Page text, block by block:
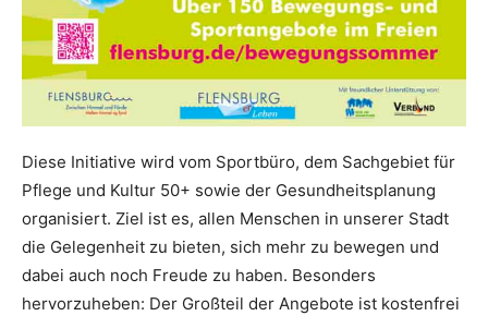
Diese Initiative wird vom Sportbüro, dem Sachgebiet für
Pflege und Kultur 50+ sowie der Gesundheitsplanung
organisiert. Ziel ist es, allen Menschen in unserer Stadt
die Gelegenheit zu bieten, sich mehr zu bewegen und
dabei auch noch Freude zu haben. Besonders
hervorzuheben: Der Großteil der Angebote ist kostenfrei